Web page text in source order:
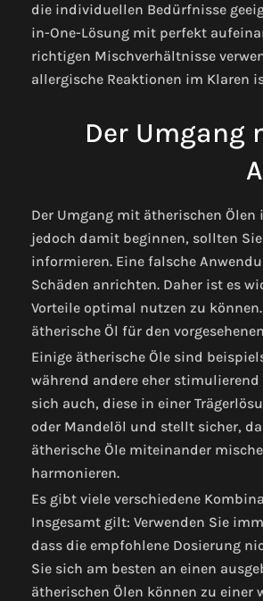
die individuellen Bedürfnisse
in-One-Lösung mit perfekt
richtigen Mischverhältnisse
allergische Reaktionen im Klaren
Der Umgang
Der Umgang mit ätherischen
jedoch damit beginnen, sollten
informieren. Eine falsche
Schäden anrichten. Daher ist es
Vorteile optimal nutzen zu
ätherische Öl für den
Einige ätherische Öle sind
während andere eher
sich auch, diese in einer
oder Mandelöl und stellt sicher,
ätherische Öle miteinander
harmonieren.
Es gibt viele verschiedene
Insgesamt gilt: Verwenden Sie
dass die empfohlene Dosierung
Sie sich am besten an einen
ätherischen Ölen können zu